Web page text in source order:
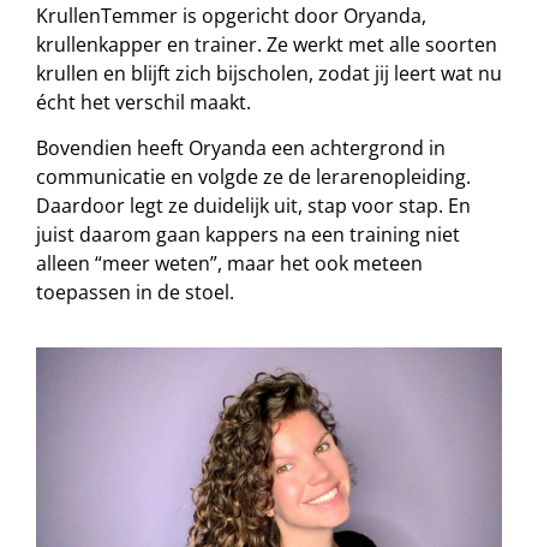
KrullenTemmer is opgericht door Oryanda,
krullenkapper en trainer. Ze werkt met alle soorten
krullen en blijft zich bijscholen, zodat jij leert wat nu
écht het verschil maakt.
Bovendien heeft Oryanda een achtergrond in
communicatie en volgde ze de lerarenopleiding.
Daardoor legt ze duidelijk uit, stap voor stap. En
juist daarom gaan kappers na een training niet
alleen “meer weten”, maar het ook meteen
toepassen in de stoel.